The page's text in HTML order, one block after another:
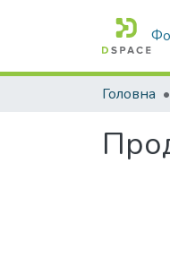
Головна